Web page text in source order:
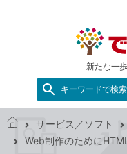
新たな一
キーワードで検索
で
サービス／ソフト
Web制作のために